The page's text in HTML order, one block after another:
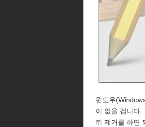
윈도우
이 없을 겁니다.
뒤 제거를 하면